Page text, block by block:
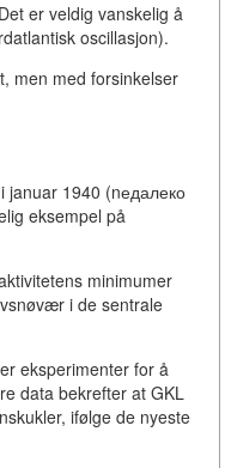
er veldig vanskelig å
oscillasjon).
men med forsinkelser
januar 1940 (nедалеко
eksempel på
minimumer
i de sentrale
eksperimenter for å
data bekrefter at GKL
ifølge de nyeste